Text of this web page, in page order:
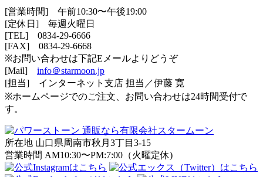
[営業時間] 午前10:30〜午後19:00
[定休日] 毎週火曜日
[TEL] 0834-29-6666
[FAX] 0834-29-6668
※お問い合わせは下記Eメールよりどうぞ
[Mail] info＠starmoon.jp
[担当] インターネット支店 担当／伊藤 寛
※ホームページでのご注文、お問い合わせは24時間受付で
す。
所在地 山口県周南市秋月3丁目3-15
営業時間 AM10:30〜PM:7:00（火曜定休)